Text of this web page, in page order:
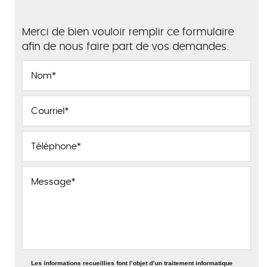
Merci de bien vouloir remplir ce formulaire
afin de nous faire part de vos demandes.
Les informations recueillies font l’objet d’un traitement informatique